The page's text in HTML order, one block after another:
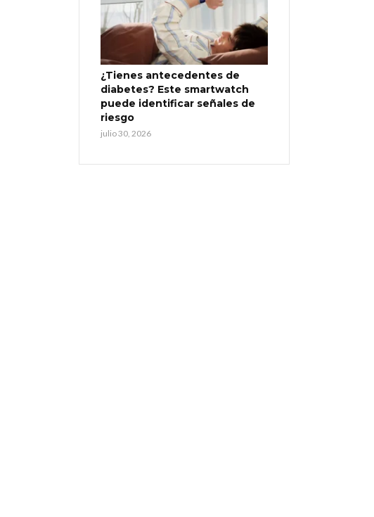
¿Tienes antecedentes de
diabetes? Este smartwatch
puede identificar señales de
riesgo
julio 30, 2026